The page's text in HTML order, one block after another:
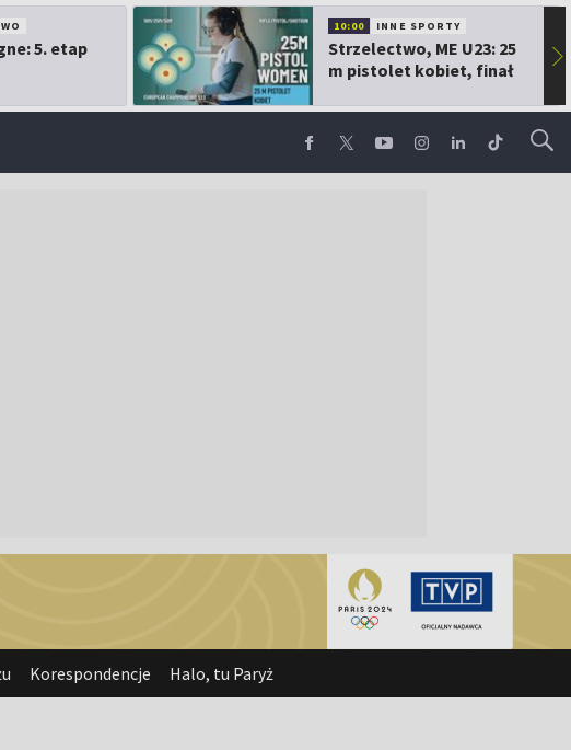
5. etap
10:00 INNE SPORTY
Strzelectwo, ME U23: 25
m pistolet kobiet, finał
▶
Korespondencje Halo, tu Paryż